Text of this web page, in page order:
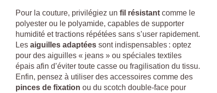
Pour la couture, privilégiez un fil résistant comme le
polyester ou le polyamide, capables de supporter
humidité et tractions répétées sans s’user rapidement.
Les aiguilles adaptées sont indispensables : optez
pour des aiguilles « jeans » ou spéciales textiles
épais afin d’éviter toute casse ou fragilisation du tissu.
Enfin, pensez à utiliser des accessoires comme des
pinces de fixation ou du scotch double-face pour